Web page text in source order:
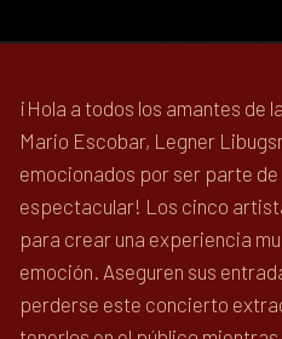
¡Hola a todos los amantes de
Mario Escobar, Legner
emocionados por ser parte
espectacular! Los cinco
para crear una experiencia
emoción. Aseguren sus
perderse este concierto